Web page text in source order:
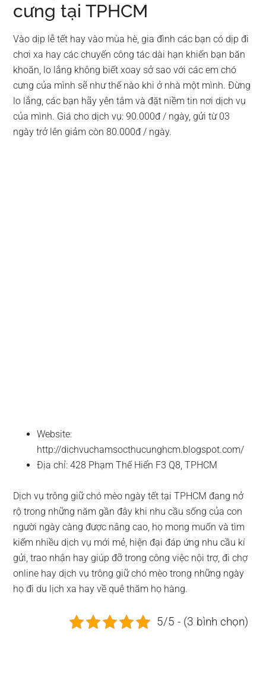
cưng tại TPHCM
Vào dịp lễ tết hay vào mùa hè, gia đình các bạn có dịp đi
chơi xa hay các chuyến công tác dài hạn khiến bạn băn
khoăn, lo lắng không biết xoay sở sao với các em chó
cưng của mình sẽ như thế nào khi ở nhà một mình. Đừng
lo lắng, các bạn hãy yên tâm và đặt niềm tin nơi dịch vụ
của mình. Giá cho dịch vụ: 90.000đ / ngày, gửi từ 03
ngày trở lên giảm còn 80.000đ / ngày.
Website:
http://dichvuchamsocthucunghcm.blogspot.com/
Địa chỉ: 428 Phạm Thế Hiển F3 Q8, TPHCM
Dịch vụ trông giữ chó mèo ngày tết tại TPHCM đang nở
rộ trong những năm gần đây khi nhu cầu sống của con
người ngày càng được nâng cao, họ mong muốn và tìm
kiếm nhiều dịch vụ mới mẻ, hiện đại đáp ứng nhu cầu kí
gửi, trao nhận hay giúp đỡ trong công việc nội trợ, đi chợ
online hay dịch vụ trông giữ chó mèo trong những ngày
họ đi du lịch xa hay về quê thăm họ hàng.
5/5 - (3 bình chọn)